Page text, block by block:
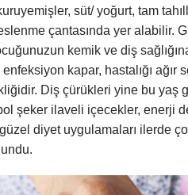
süt/ yoğurt, tam
çantasında yer alabilir.
kemik ve diş
kapar, hastalığı
Diş çürükleri yine bu yaş
şeker ilaveli içecekler, enerji
diyet uygulamaları ilerde